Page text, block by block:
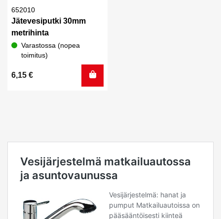
652010
Jätevesiputki 30mm
metrihinta
Varastossa (nopea
toimitus)
6,15 €